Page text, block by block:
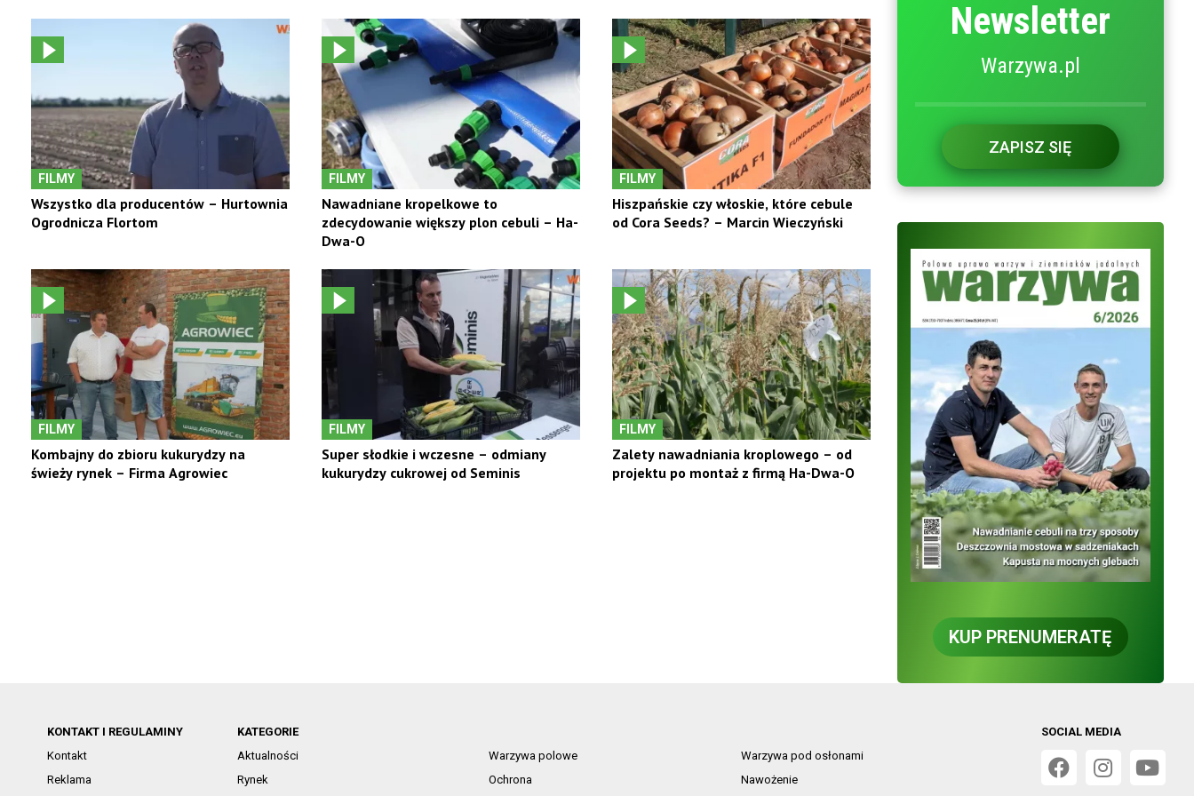
FILMY
Wszystko dla producentów – Hurtownia
Ogrodnicza Flortom
FILMY
Nawadniane kropelkowe to
zdecydowanie większy plon cebuli – Ha-
Dwa-O
FILMY
Hiszpańskie czy włoskie, które cebule
od Cora Seeds? – Marcin Wieczyński
FILMY
Kombajny do zbioru kukurydzy na
świeży rynek – Firma Agrowiec
FILMY
Super słodkie i wczesne – odmiany
kukurydzy cukrowej od Seminis
FILMY
Zalety nawadniania kroplowego – od
projektu po montaż z firmą Ha-Dwa-O
Newsletter
Warzywa.pl
ZAPISZ SIĘ
KUP PRENUMERATĘ
KONTAKT I REGULAMINY
Kontakt
Reklama
KATEGORIE
Aktualności
Warzywa polowe
Warzywa pod osłonami
Rynek
Ochrona Nawożenie
SOCIAL MEDIA